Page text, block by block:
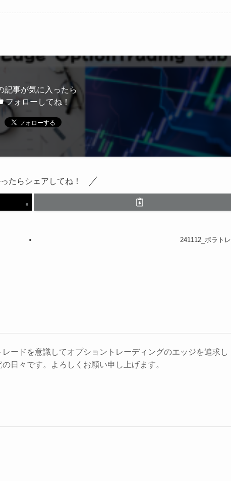
記事が気に入ったら
フォローしてね！
たらシェアしてね！
241112_ボラトレ
ードを意識してオプショントレーディングのエッジを追求し
日々です。よろしくお願い申し上げます。